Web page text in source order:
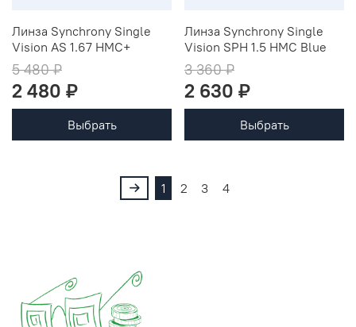
Линза Synchrony Single
Vision AS 1.67 HMC+
5 480 ₽
2 480 ₽
Выбрать
Линза Synchrony Single
Vision SPH 1.5 HMC Blue
3 360 ₽
2 630 ₽
Выбрать
1 2 3 4